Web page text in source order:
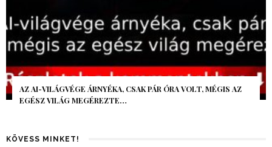
AZ AI-VILÁGVÉGE ÁRNYÉKA, CSAK PÁR ÓRA VOLT, MÉGIS AZ
EGÉSZ VILÁG MEGÉREZTE…
KÖVESS MINKET!